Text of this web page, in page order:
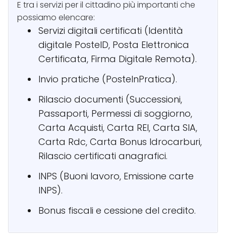
E tra i servizi per il cittadino più importanti che
possiamo elencare:
Servizi digitali certificati (Identità
digitale PosteID, Posta Elettronica
Certificata, Firma Digitale Remota).
Invio pratiche (PosteInPratica).
Rilascio documenti (Successioni,
Passaporti, Permessi di soggiorno,
Carta Acquisti, Carta REI, Carta SIA,
Carta Rdc, Carta Bonus Idrocarburi,
Rilascio certificati anagrafici.
INPS (Buoni lavoro, Emissione carte
INPS).
Bonus fiscali e cessione del credito.